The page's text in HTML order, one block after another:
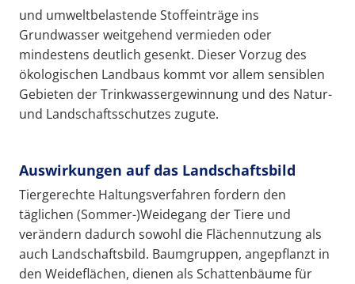
und umweltbelastende Stoffeinträge ins
Grundwasser weitgehend vermieden oder
mindestens deutlich gesenkt. Dieser Vorzug des
ökologischen Landbaus kommt vor allem sensiblen
Gebieten der Trinkwassergewinnung und des Natur-
und Landschaftsschutzes zugute.
Auswirkungen auf das Landschaftsbild
Tiergerechte Haltungsverfahren fordern den
täglichen (Sommer-)Weidegang der Tiere und
verändern dadurch sowohl die Flächennutzung als
auch Landschaftsbild. Baumgruppen, angepflanzt in
den Weideflächen, dienen als Schattenbäume für